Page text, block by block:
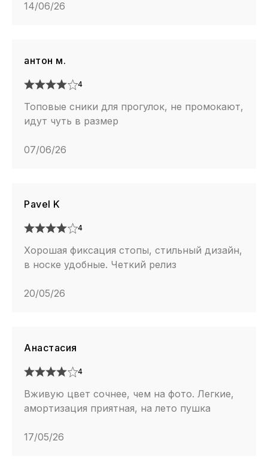
14/06/26
антон м.
4
Топовые сники для прогулок, не промокают,
идут чуть в размер
07/06/26
Pavel K
4
Хорошая фиксация стопы, стильный дизайн,
в носке удобные. Четкий релиз
20/05/26
Анастасия
4
Вживую цвет сочнее, чем на фото. Легкие,
амортизация приятная, на лето пушка
17/05/26